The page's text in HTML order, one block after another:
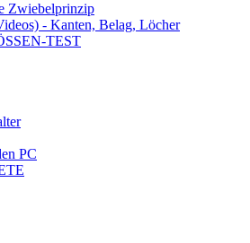
Zwiebelprinzip
- Kanten, Belag, Löcher
TEST
PC